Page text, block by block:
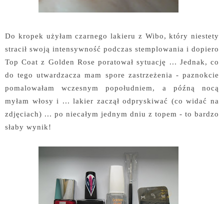
Do kropek użyłam czarnego lakieru z Wibo, który niestety
stracił swoją intensywność podczas stemplowania i dopiero
Top Coat z Golden Rose poratował sytuację ... Jednak, co
do tego utwardzacza mam spore zastrzeżenia - paznokcie
pomalowałam wczesnym popołudniem, a późną nocą
myłam włosy i ... lakier zaczął odpryskiwać (co widać na
zdjęciach) ... po niecałym jednym dniu z topem - to bardzo
słaby wynik!